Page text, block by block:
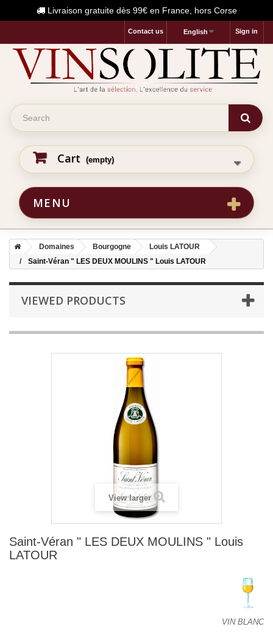
Livraison gratuite dès 99€ en France, hors Corse
Sign in
English
Contact us
Cart (empty)
MENU
Domaines Bourgogne
Louis LATOUR
Saint-Véran " LES DEUX MOULINS " Louis LATOUR
VIEWED PRODUCTS
View larger
Saint-Véran " LES DEUX MOULINS " Louis
LATOUR
VIN BLANC